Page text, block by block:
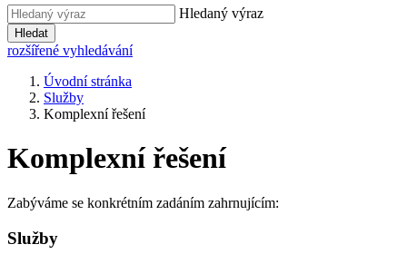
Hledaný výraz
Hledat
rozšířené vyhledávání
Úvodní stránka
Služby
Komplexní řešení
Komplexní řešení
Zabýváme se konkrétním zadáním zahrnujícím:
Služby